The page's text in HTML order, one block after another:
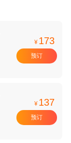
¥ 173
预订
¥ 137
预订